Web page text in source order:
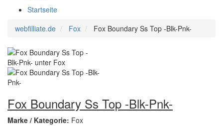
Startseite
webfilliate.de
Fox Fox Boundary Ss Top -Blk-Pnk-
Fox Boundary Ss Top -Blk-Pnk-
Marke / Kategorie: Fox